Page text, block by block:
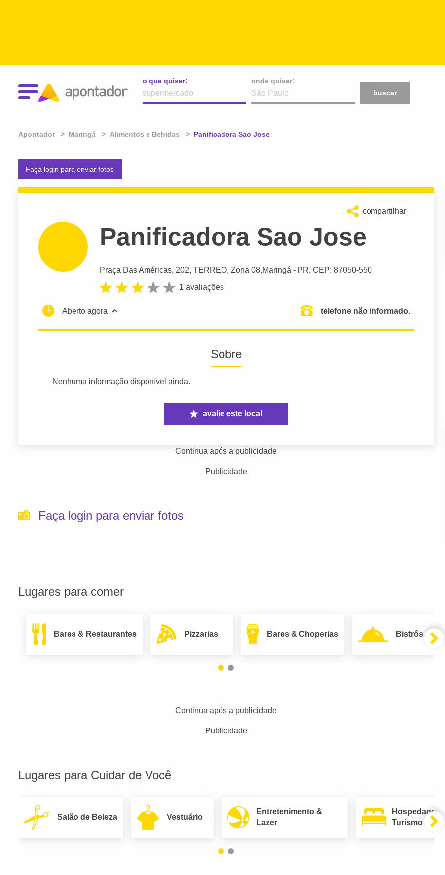
o que quiser:
onde quiser:
buscar
Apontador Maringá Alimentos e Bebidas Atual:
Panificadora Sao Jose
Faça login para enviar fotos
compartilhar
Panificadora Sao Jose
Praça Das Américas, 202, TERREO, Zona 08,Maringá - PR, CEP: 87050-550
1 avaliações
Aberto agora telefone não informado.
Sobre
Nenhuma informação disponível ainda.
avalie este local
Continua após a publicidade
Publicidade
Faça login para enviar fotos
Lugares para comer
Bares & Restaurantes Pizzarias Bares & Choperias Bistrôs
Continua após a publicidade
Publicidade
Lugares para Cuidar de Você
Salão de Beleza Vestuário
Entretenimento &
Lazer
Hospedagem
Turismo